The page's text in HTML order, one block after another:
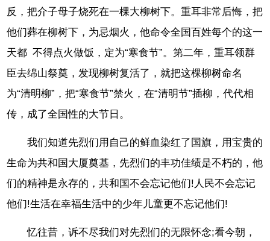
反，把介子母子烧死在一棵大柳树下。重耳非常后悔，把
他们葬在柳树下，为忌烟火，他命令全国百姓每个的这一
天都 不得点火做饭，定为“寒食节”。第二年，重耳领群
臣去绵山祭奠，发现柳树复活了，就把这棵柳树命名
为“清明柳”，把“寒食节”禁火，在“清明节”插柳，代代相
传，成了全国性的大节日。
我们知道先烈们用自己的鲜血染红了国旗，用宝贵的
生命为共和国大厦奠基，先烈们的丰功佳绩是不朽的，他
们的精神是永存的，共和国不会忘记他们!人民不会忘记
他们!生活在幸福生活中的少年儿童更不忘记他们!
忆往昔，诉不尽我们对先烈们的无限怀念;看今朝，